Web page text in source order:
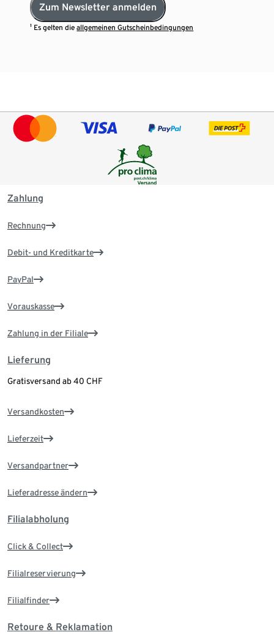
Zum Newsletter anmelden
¹ Es gelten dieallgemeinen Gutscheinbedingungen
Zahlung
Rechnung
Debit- und Kreditkarte
PayPal
Vorauskasse
Zahlung in der Filiale
Lieferung
Gratisversand ab 40 CHF
Versandkosten
Lieferzeit
Versandpartner
Lieferadresse ändern
Filialabholung
Click & Collect
Filialreservierung
Filialfinder
Retoure & Reklamation